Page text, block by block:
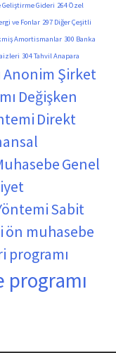
Geliştirme Gideri 264 Özel
ve Fonlar 297 Diğer Çeşitli
Amortismanlar 300 Banka
304 Tahvil Anapara
Anonim Şirket
Değişken
Direkt
Genel
Sabit
ön muhasebe
programı